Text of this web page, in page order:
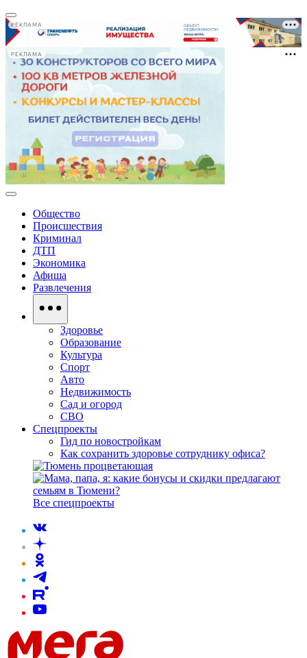
РЕКЛАМА
РЕКЛАМА
Общество
Происшествия
Криминал
ДТП
Экономика
Афиша
Развлечения
Здоровье
Образование
Культура
Спорт
Авто
Недвижимость
Сад и огород
СВО
Спецпроекты
Гид по новостройкам
Как сохранить здоровье сотруднику офиса?
Все спецпроекты